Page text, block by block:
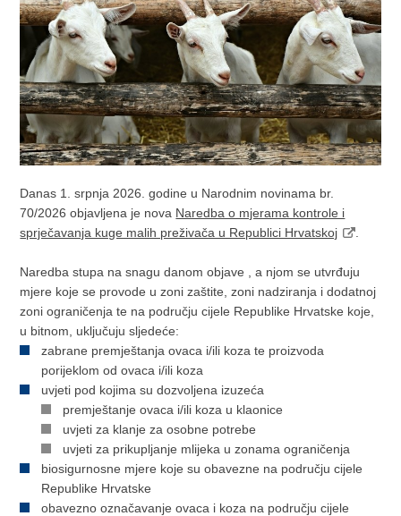
Danas 1. srpnja 2026. godine u Narodnim novinama br.
70/2026 objavljena je nova Naredba o mjerama kontrole i
sprječavanja kuge malih preživača u Republici Hrvatskoj
Naredba stupa na snagu danom objave , a njom se utvrđuju
mjere koje se provode u zoni zaštite, zoni nadziranja i dodatnoj
zoni ograničenja te na području cijele Republike Hrvatske koje,
u bitnom, uključuju sljedeće:
zabrane premještanja ovaca i/ili koza te proizvoda
porijeklom od ovaca i/ili koza
uvjeti pod kojima su dozvoljena izuzeća
premještanje ovaca i/ili koza u klaonice
uvjeti za klanje za osobne potrebe
uvjeti za prikupljanje mlijeka u zonama ograničenja
biosigurnosne mjere koje su obavezne na području cijele
Republike Hrvatske
obavezno označavanje ovaca i koza na području cijele